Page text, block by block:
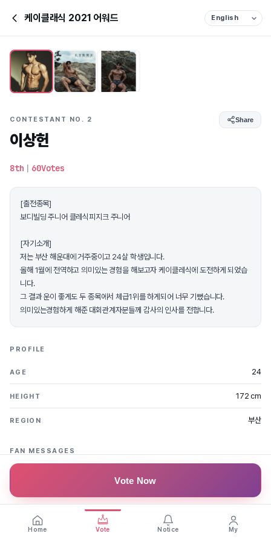
케이클래식 2021 어워드
CONTESTANT NO. 2 Share
이상헌
8th | 60Votes
[출전종목]
보디빌딩 주니어 클레식피지크 주니어
[자기소개]
저는 부산 해운대에 거주중이고 24살 학생입니다.
올해 1월에 전역하고 의미있는 경험을 해보고자 케이클레식에 도전하게 되었습
니다.
그 결과 운이 좋게도 두 종목에서 체급1위를 하게되어 너무 기뻤습니다.
의미있는경험하게 해준 대회관계자분들께 감사의 인사를 전합니다.
PROFILE
AGE 24
HEIGHT 172 cm
REGION 부산
FAN MESSAGES
Be the first to leave a message
Sign in to leave a message →
Vote Now
Home Vote Notice My